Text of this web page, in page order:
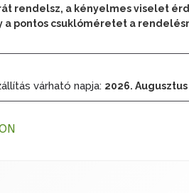
rendelsz, a kényelmes viselet
a pontos csuklóméretet a
várható napja: 2026.